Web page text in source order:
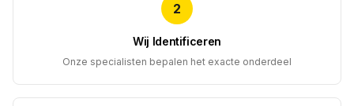
2
Wij Identificeren
Onze specialisten bepalen het exacte onderdeel